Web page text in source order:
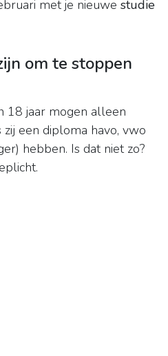
met je nieuwe studie
om te stoppen
18 jaar mogen alleen
zij een diploma havo, vwo
hebben. Is dat niet zo?